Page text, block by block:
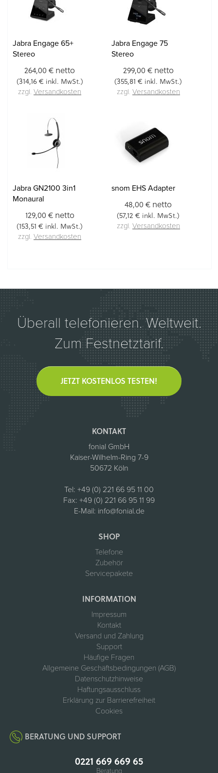
Jabra Engage 65+
Stereo
264,00 € netto
(314,16 € inkl. MwSt.)
zzgl. Versandkosten
Jabra Engage 75
Stereo
299,00 €netto
(355,81 € inkl. MwSt.)
zzgl. Versandkosten
Jabra GN2100 3in1
Monaural
129,00 €netto
(153,51 € inkl. MwSt.)
zzgl. Versandkosten
snom EHS Adapter
48,00 € netto
(57,12 € inkl. MwSt.)
zzgl. Versandkosten
Überall telefonieren. Weltweit.
Zum Festnetztarif.
JETZT KOSTENLOS TESTEN!
KONTAKT
fonial GmbH
Kaiser-Wilhelm-Ring 7-9
50672 Köln
Tel: +49 (0) 221 66 95 11 00
Fax: +49 (0) 221 66 95 11 99
E-Mail: info@fonial.de
SHOP
Telefone
Zubehör
Servicepakete
INFORMATION
Impressum
Kontakt
Versand und Zahlung
Support
Häufige Fragen
Allgemeine Geschäftsbedingungen (AGB)
Datenschutzhinweise
Haftungsausschluss
Erklärung zur Barrierefreiheit
Cookies
BERATUNG UND SUPPORT
0221 669 669 65
Beratung